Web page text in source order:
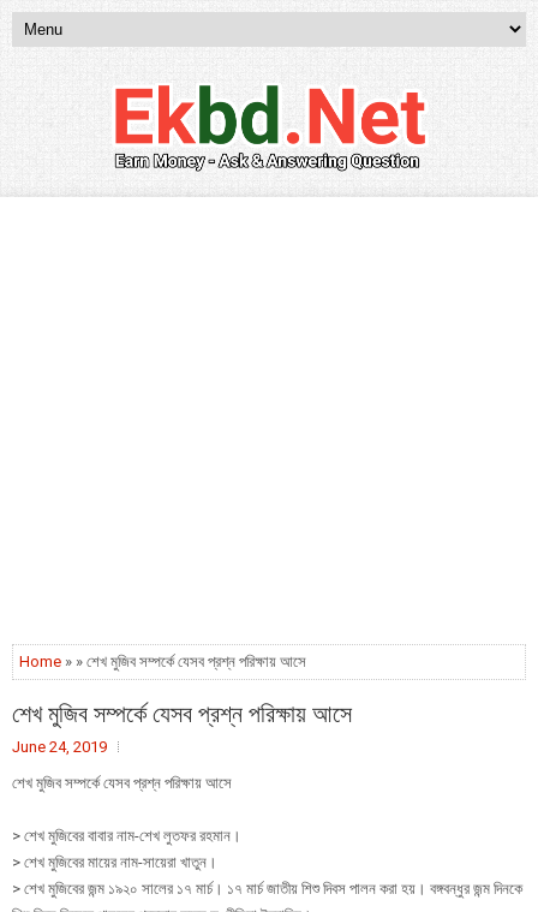
Home » » শেখ মুজিব সম্পর্কে যেসব প্রশ্ন পরিক্ষায় আসে
শেখ মুজিব সম্পর্কে যেসব প্রশ্ন পরিক্ষায় আসে
June 24, 2019
শেখ মুজিব সম্পর্কে যেসব প্রশ্ন পরিক্ষায় আসে
> শেখ মুজিবের বাবার নাম-শেখ লুতফর রহমান।
> শেখ মুজিবের মায়ের নাম-সায়েরা খাতুন।
> শেখ মুজিবের জন্ম ১৯২০ সালের ১৭ মার্চ। ১৭ মার্চ জাতীয় শিশু দিবস পালন করা হয়। বঙ্গবন্ধুর জন্ম দিনকে